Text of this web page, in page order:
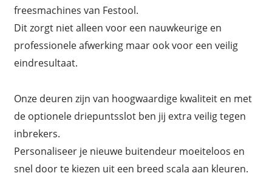
freesmachines van Festool.
Dit zorgt niet alleen voor een nauwkeurige en
professionele afwerking maar ook voor een veilig
eindresultaat.
Onze deuren zijn van hoogwaardige kwaliteit en met
de optionele driepuntsslot ben jij extra veilig tegen
inbrekers.
Personaliseer je nieuwe buitendeur moeiteloos en
snel door te kiezen uit een breed scala aan kleuren.